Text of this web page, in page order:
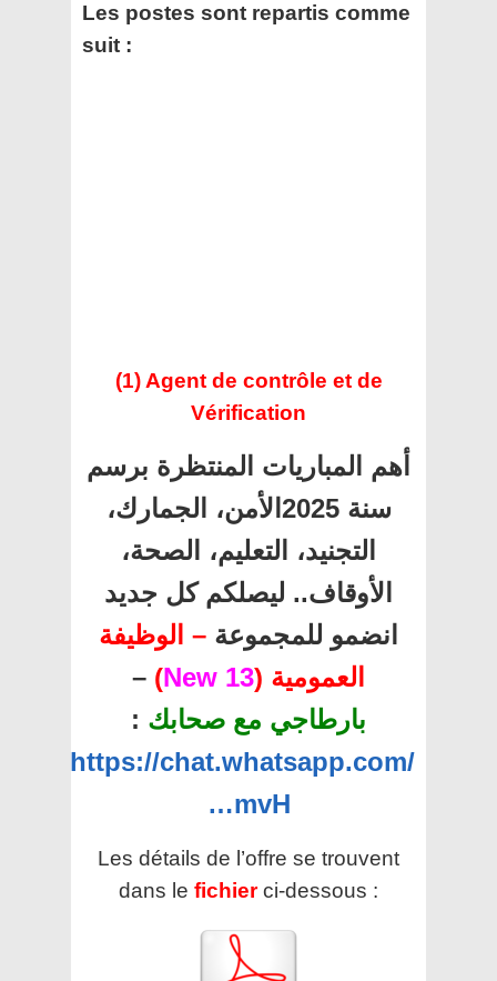
Les postes sont repartis comme
suit :
(1) Agent de contrôle et de
Vérification
أهم المباريات المنتظرة برسم
سنة 2025الأمن، الجمارك،
التجنيد، التعليم، الصحة،
الأوقاف.. ليصلكم كل جديد
انضمو للمجموعة – الوظيفة
العمومية (13 New
)
–
بارطاجي مع صحابك :
https://chat.whatsapp.com/
…mvH
Les détails de l’offre se trouvent
dans le fichier ci-dessous :